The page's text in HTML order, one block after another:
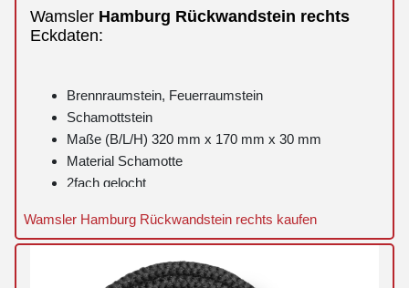
Wamsler Hamburg Rückwandstein rechts
Eckdaten:
Brennraumstein, Feuerraumstein
Schamottstein
Maße (B/L/H) 320 mm x 170 mm x 30 mm
Material Schamotte
2fach gelocht
Wamsler Hamburg Rückwandstein rechts kaufen